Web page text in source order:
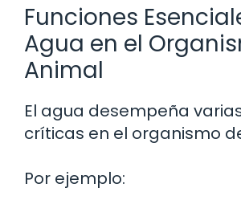
Funciones
Agua en el
Animal
El agua desempeña
críticas en el organismo
Por ejemplo: